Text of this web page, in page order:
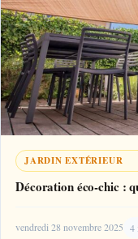
JARDIN EXTÉRIEUR
Décoration éco-chic :
vendredi 28 novembre 2025 4